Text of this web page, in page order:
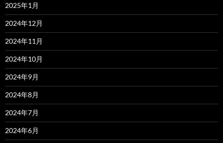
2025年1月
2024年12月
2024年11月
2024年10月
2024年9月
2024年8月
2024年7月
2024年6月